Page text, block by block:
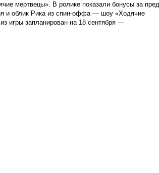
мертвецы». В ролике показали бонусы за
и облик Рика из спин-оффа — шоу «Ходячие
игры запланирован на 18 сентября —